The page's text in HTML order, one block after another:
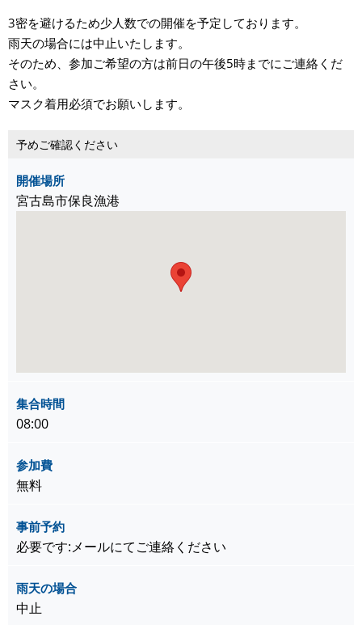
3密を避けるため少人数での開催を予定しております。
雨天の場合には中止いたします。
そのため、参加ご希望の方は前日の午後5時までにご連絡くだ
さい。
マスク着用必須でお願いします。
予めご確認ください
開催場所
宮古島市保良漁港
集合時間
08:00
参加費
無料
事前予約
必要です:メールにてご連絡ください
雨天の場合
中止